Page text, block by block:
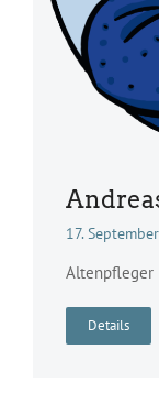
17.
Altenpfleger
Details